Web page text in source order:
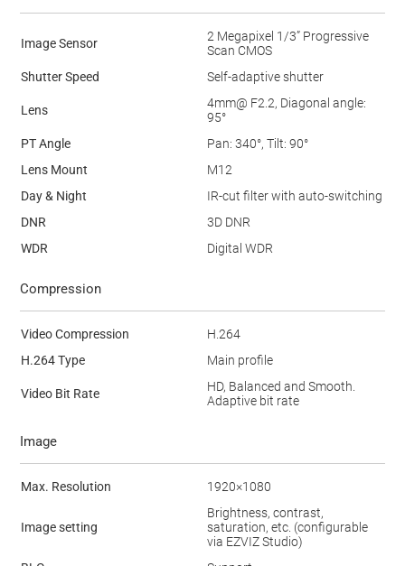
Image Sensor
2 Megapixel 1/3” Progressive
Scan CMOS
Shutter Speed
Self-adaptive shutter
Lens
4mm@ F2.2, Diagonal angle:
95°
PT Angle
Pan: 340°, Tilt: 90°
Lens Mount
M12
Day & Night
IR-cut filter with auto-switching
DNR
3D DNR
WDR
Digital WDR
Compression
Video Compression
H.264
H.264 Type
Main profile
Video Bit Rate
HD, Balanced and Smooth.
Adaptive bit rate
Image
Max. Resolution 1920×1080
Image setting
Brightness, contrast,
saturation, etc. (configurable
via EZVIZ Studio)